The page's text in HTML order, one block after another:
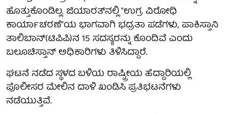
ಹೊತ್ತುಕೊಂಡಿಲ್ಲ. ಜಿಯಾರತ್‌ನಲ್ಲಿ "ಉಗ್ರ ವಿರೋಧಿ
ಕಾರ್ಯಾಚರಣೆ"ಯ ಭಾಗವಾಗಿ ಭದ್ರತಾ ಪಡೆಗಳು, ಪಾಕಿಸ್ತಾನಿ
ತಾಲಿಬಾನ್(ಟಿಪಿಪಿ)ನ 15 ಸದಸ್ಯರನ್ನು ಕೊಂದಿವೆ ಎಂದು
ಬಲೂಚಿಸ್ತಾನ್ ಅಧಿಕಾರಿಗಳು ತಿಳಿಸಿದ್ದಾರೆ.
ಘಟನೆ ನಡೆದ ಸ್ಥಳದ ಬಳಿಯ ರಾಷ್ಟ್ರೀಯ ಹೆದ್ದಾರಿಯಲ್ಲಿ
ಪೊಲೀಸರ ಮೇಲಿನ ದಾಳಿ ಖಂಡಿಸಿ ಪ್ರತಿಭಟನೆಗಳು
ನಡೆಯುತ್ತಿವೆ.